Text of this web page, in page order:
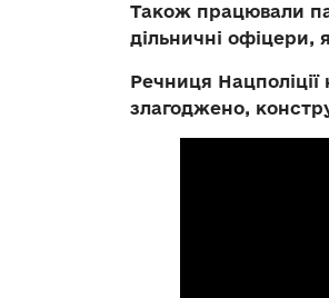
Також працювали
дільничні офіцери,
Речниця
злагоджено,